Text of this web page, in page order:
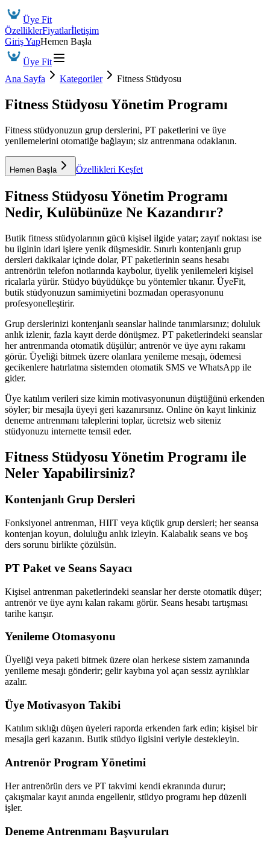
Üye Fit
ÖzelliklerFiyatlarİletişim
Giriş YapHemen Başla
Üye Fit
Ana Sayfa
Kategoriler Fitness Stüdyosu
Fitness Stüdyosu Yönetim Programı
Fitness stüdyonuzun grup derslerini, PT paketlerini ve üye
yenilemelerini otomatiğe bağlayın; siz antrenmana odaklanın.
Hemen Başla Özellikleri Keşfet
Fitness Stüdyosu Yönetim Programı
Nedir, Kulübünüze Ne Kazandırır?
Butik fitness stüdyolarının gücü kişisel ilgide yatar; zayıf noktası ise
bu ilginin idari işlere yenik düşmesidir. Sınırlı kontenjanlı grup
dersleri dakikalar içinde dolar, PT paketlerinin seans hesabı
antrenörün telefon notlarında kaybolur, üyelik yenilemeleri kişisel
ricalarla yürür. Stüdyo büyüdükçe bu yöntemler tıkanır. ÜyeFit,
butik stüdyonuzun samimiyetini bozmadan operasyonunu
profesyonelleştirir.
Grup derslerinizi kontenjanlı seanslar halinde tanımlarsınız; doluluk
anlık izlenir, fazla kayıt derde dönüşmez. PT paketlerindeki seanslar
her antrenmanda otomatik düşülür; antrenör ve üye aynı rakamı
görür. Üyeliği bitmek üzere olanlara yenileme mesajı, ödemesi
gecikenlere hatırlatma sistemden otomatik SMS ve WhatsApp ile
gider.
Üye katılım verileri size kimin motivasyonunun düştüğünü erkenden
söyler; bir mesajla üyeyi geri kazanırsınız. Online ön kayıt linkiniz
deneme antrenmanı taleplerini toplar, ücretsiz web siteniz
stüdyonuzu internette temsil eder.
Fitness Stüdyosu Yönetim Programı ile
Neler Yapabilirsiniz?
Kontenjanlı Grup Dersleri
Fonksiyonel antrenman, HIIT veya küçük grup dersleri; her seansa
kontenjan koyun, doluluğu anlık izleyin. Kalabalık seans ve boş
ders sorunu birlikte çözülsün.
PT Paket ve Seans Sayacı
Kişisel antrenman paketlerindeki seanslar her derste otomatik düşer;
antrenör ve üye aynı kalan rakamı görür. Seans hesabı tartışması
tarihe karışır.
Yenileme Otomasyonu
Üyeliği veya paketi bitmek üzere olan herkese sistem zamanında
yenileme mesajı gönderir; gelir kaybına yol açan sessiz ayrılıklar
azalır.
Üye Motivasyon Takibi
Katılım sıklığı düşen üyeleri raporda erkenden fark edin; kişisel bir
mesajla geri kazanın. Butik stüdyo ilgisini veriyle destekleyin.
Antrenör Program Yönetimi
Her antrenörün ders ve PT takvimi kendi ekranında durur;
çakışmalar kayıt anında engellenir, stüdyo programı hep düzenli
işler.
Deneme Antrenmanı Başvuruları